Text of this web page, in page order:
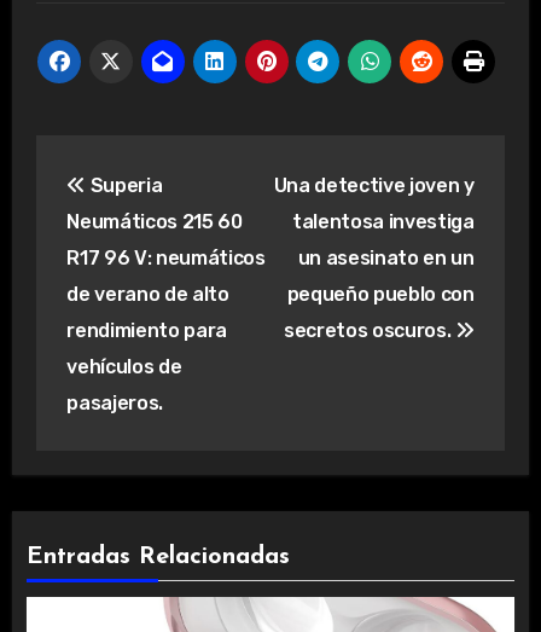
de
entradas
Superia
Neumáticos 215 60
R17 96 V: neumáticos
de verano de alto
rendimiento para
vehículos de
pasajeros.
Una detective joven y
talentosa investiga
un asesinato en un
pequeño pueblo con
secretos oscuros.
Entradas Relacionadas